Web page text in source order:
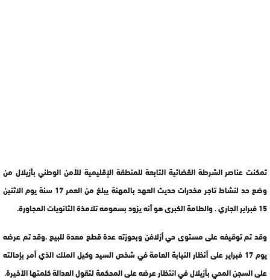
تمكنت عناصر الشرطة القضائية التابعة للمنطقة الإقليمية للأمن الوطني بأزيلال من
وضع حد لنشاط تاجر مخدرات حديث العهد بالمهنة يبلغ من العمر 17 سنة يوم الاثنين
15 فبراير الجاري . والطامة الكبرى هو أنه يزود بسمومه تلامذة الثانويات المجاورة.
وقد تم توقيفه على مستوى حي أزلافن وبحوزته عدة قطع معدة للبيع .وقد تم عرضه
يوم 17 فبراير على أنظار النيابة العامة في شخص السيد وكيل الملك الذي أمر بإحالته
على السجن المحي بأزيلال في انتظار عرضه على المحكمة لتقول العدالة كلمتها الأخيرة.